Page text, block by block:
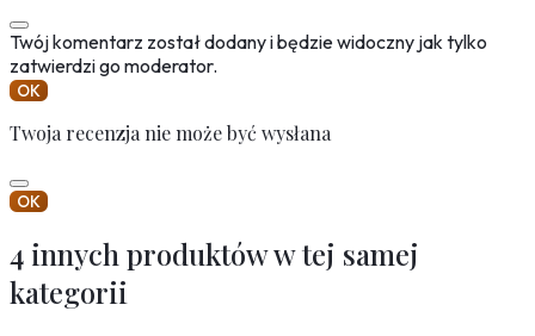
Twój komentarz został dodany i będzie widoczny jak tylko
zatwierdzi go moderator.
OK
Twoja recenzja nie może być wysłana
OK
4 innych produktów w tej samej
kategorii